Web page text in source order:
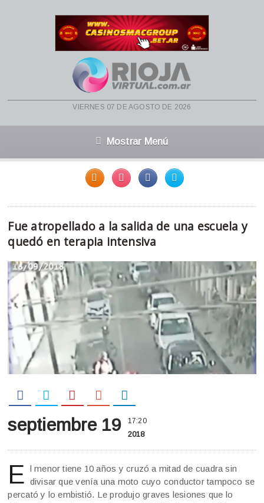
viernes 07 de agosto de 2026
Mostrar Menú
Fue atropellado a la salida de una escuela y
quedó en terapia intensiva
septiembre 19 17:20
2018
E l menor tiene 10 años y cruzó a mitad de cuadra sin
divisar que venía una moto cuyo conductor tampoco se
percató y lo embistió. Le produjo graves lesiones que lo